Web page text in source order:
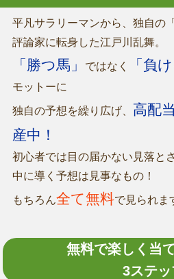
平凡サラリーマンから、独自の
評論家に転身した江戸川乱舞。
「勝つ馬」 ではなく 「負
モットーに
独自の予想を繰り広げ、 高配当
産中！
初心者では目の届かない見落と
中に導く予想は見事なもの！
もちろん全て無料で見られま
無料で楽しく当
3ステッ